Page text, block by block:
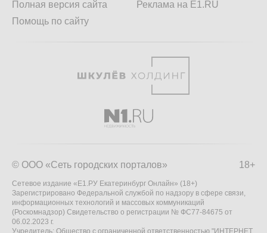
Полная версия сайта
Помощь по сайту
Реклама на E1.RU
18+
© ООО «Сеть городских порталов»
Сетевое издание «Е1.РУ Екатеринбург Онлайн» (18+)
Зарегистрировано Федеральной службой по надзору в сфере связи,
информационных технологий и массовых коммуникаций
(Роскомнадзор) Свидетельство о регистрации № ФС77-84675 от
06.02.2023 г.
Учредитель: Общество с ограниченной ответственностью "ИНТЕРНЕТ